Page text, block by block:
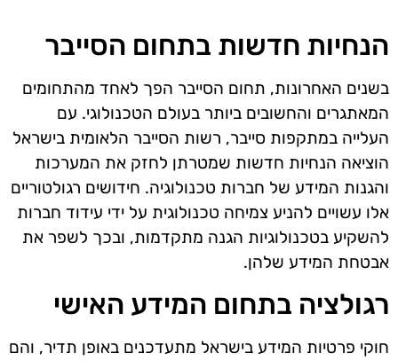
הנחיות חדשות בתחום הסייבר
בשנים האחרונות, תחום הסייבר הפך לאחד מהתחומים
המאתגרים והחשובים ביותר בעולם הטכנולוגי. עם
העלייה במתקפות סייבר, רשות הסייבר הלאומית בישראל
הוציאה הנחיות חדשות שמטרתן לחזק את המערכות
והגנות המידע של חברות טכנולוגיה. חידושים רגולטוריים
אלו עשויים להניע צמיחה טכנולוגית על ידי עידוד חברות
להשקיע בטכנולוגיות הגנה מתקדמות, ובכך לשפר את
אבטחת המידע שלהן.
רגולציה בתחום המידע האישי
חוקי פרטיות המידע בישראל מתעדכנים באופן תדיר, והם